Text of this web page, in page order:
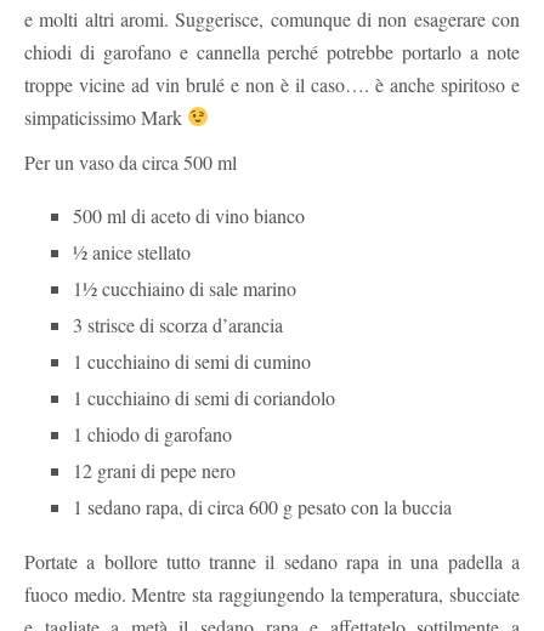
e molti altri aromi. Suggerisce, comunque di non esagerare con
chiodi di garofano e cannella perché potrebbe portarlo a note
troppe vicine ad vin brulé e non è il caso…. è anche spiritoso e
simpaticissimo Mark
Per un vaso da circa 500 ml
500 ml di aceto di vino bianco
½ anice stellato
1½ cucchiaino di sale marino
3 strisce di scorza d’arancia
1 cucchiaino di semi di cumino
1 cucchiaino di semi di coriandolo
1 chiodo di garofano
12 grani di pepe nero
1 sedano rapa, di circa 600 g pesato con la buccia
Portate a bollore tutto tranne il sedano rapa in una padella a
fuoco medio. Mentre sta raggiungendo la temperatura, sbucciate